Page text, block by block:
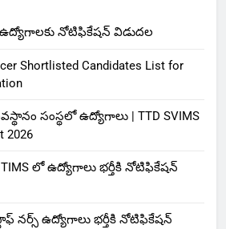
నోటిఫికేషన్ విడుదల
Shortlisted Candidates List for
సంస్థలో ఉద్యోగాలు | TTD SVIMS
2026
లో ఉద్యోగాలు భర్తీకి నోటిఫికేషన్
నర్స్ ఉద్యోగాలు భర్తీకి నోటిఫికేషన్